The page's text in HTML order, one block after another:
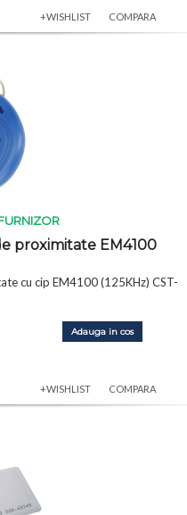
+WISHLIST COMPARA
proximitate EM4100
cu cip EM4100 (125KHz) CST-
Adauga in cos
+WISHLIST COMPARA